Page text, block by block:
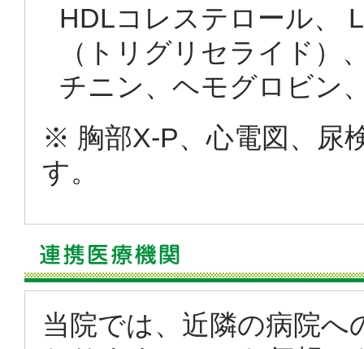
HDLコレステロール、
（トリグリセライド）
チニン、ヘモグロビン
※ 胸部X-P、心電図、尿
す。
当院では、近隣の病院